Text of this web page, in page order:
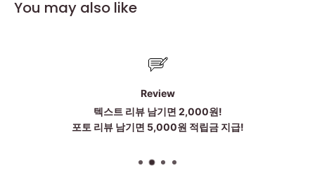
You may also like
Review
텍스트 리뷰 남기면 2,000원!
포토 리뷰 남기면 5,000원 적립금 지급!